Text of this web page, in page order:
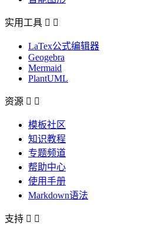
实用工具  
LaTex公式编辑器
Geogebra
Mermaid
PlantUML
资源  
模板社区
知识教程
专题频道
帮助中心
使用手册
Markdown语法
支持  